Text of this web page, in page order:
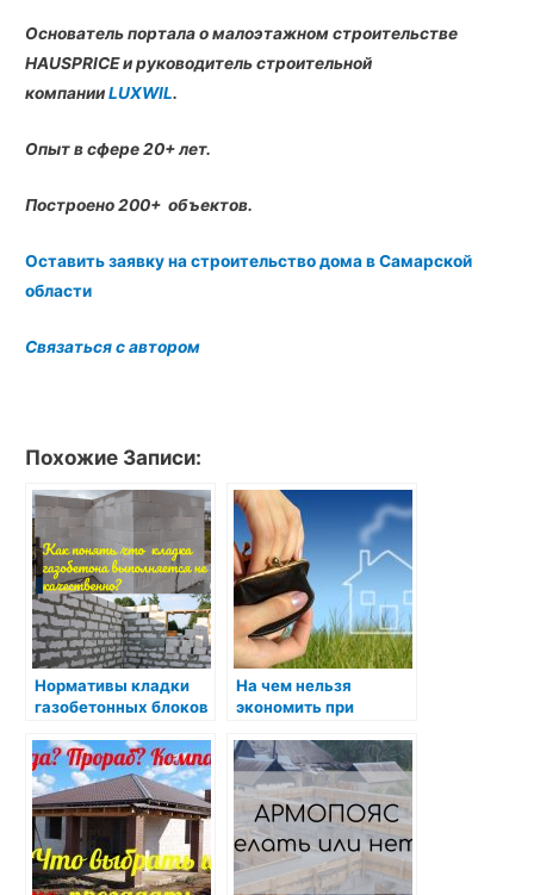
Основатель портала о малоэтажном строительстве
HAUSPRICE и руководитель строительной
компанииLUXWIL.
Опыт в сфере 20+ лет.
Построено 200+ объектов.
Оставить заявку на строительство дома в Самарской
области
Связаться с автором
Похожие Записи:
Нормативы кладки
газобетонных блоков
газобетонный блок
кладется
качественно
На чем нельзя
экономить при